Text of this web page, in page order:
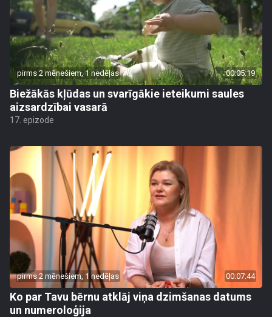
pirms 2 mēnešiem, 1 nedēļas 00:05:19
Biežākās kļūdas un svarīgākie ieteikumi saules
aizsardzībai vasarā
17. epizode
pirms 2 mēnešiem, 1 nedēļas 00:07:44
Ko par Tavu bērnu atklāj viņa dzimšanas datums
un numeroloģija